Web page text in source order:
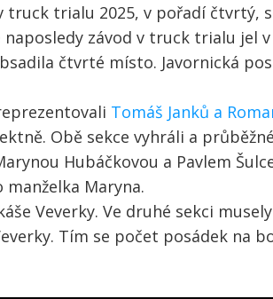
trialu 2025, v pořadí čtvrtý,
závod v truck trialu jel
čtvrté místo. Javornická
Tomáš Janků a
Obě sekce vyhráli a
Hubáčkovou a Pavlem
Maryna.
Veverky. Ve druhé sekci
Tím se počet posádek